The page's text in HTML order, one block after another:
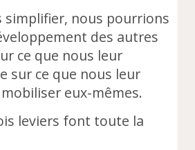
simplifier, nous pourrions
des autres
ce que nous leur
sur ce que nous leur
eux-mêmes.
leviers font toute la